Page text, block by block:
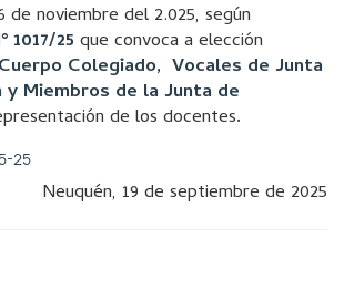
noviembre del 2.025, según
1017/25 que convoca a elección
Colegiado, Vocales de Junta
Miembros de la Junta de
de los docentes.
25
Neuquén, 19 de septiembre de 2025